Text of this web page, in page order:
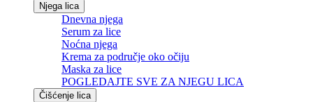
Njega lica
Dnevna njega
Serum za lice
Noćna njega
Krema za područje oko očiju
Maska za lice
POGLEDAJTE SVE ZA NJEGU LICA
Čišćenje lica